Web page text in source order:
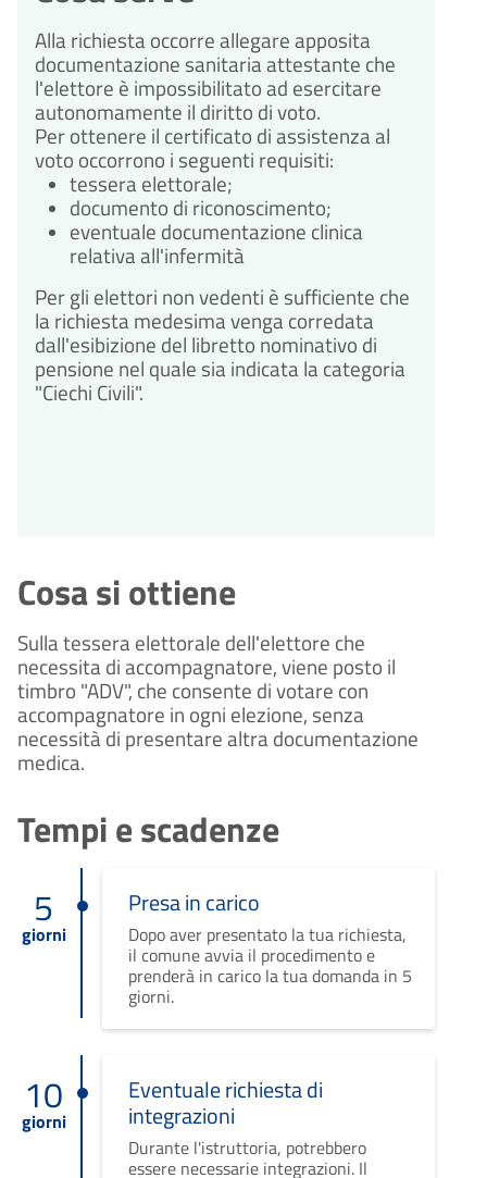
Alla richiesta occorre allegare apposita
documentazione sanitaria attestante che
l'elettore è impossibilitato ad esercitare
autonomamente il diritto di voto.
Per ottenere il certificato di assistenza al
voto occorrono i seguenti requisiti:
tessera elettorale;
documento di riconoscimento;
eventuale documentazione clinica
relativa all'infermità
Per gli elettori non vedenti è sufficiente che
la richiesta medesima venga corredata
dall'esibizione del libretto nominativo di
pensione nel quale sia indicata la categoria
"Ciechi Civili".
Cosa si ottiene
Sulla tessera elettorale dell'elettore che
necessita di accompagnatore, viene posto il
timbro "ADV", che consente di votare con
accompagnatore in ogni elezione, senza
necessità di presentare altra documentazione
medica.
Tempi e scadenze
5
giorni
Presa in carico
Dopo aver presentato la tua richiesta,
il comune avvia il procedimento e
prenderà in carico la tua domanda in 5
giorni.
10
giorni
Eventuale richiesta di
integrazioni
Durante l'istruttoria, potrebbero
essere necessarie integrazioni. Il